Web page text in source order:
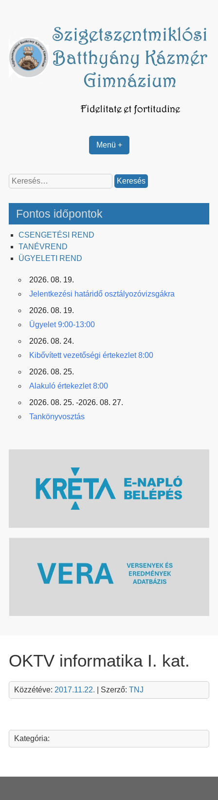
Menü +
Keresés:
Fontos időpontok
CSENGETÉSI REND
TANÉVREND
ÜGYELETI REND
2026. 08. 19.
Jelentkezési határidő osztályozóvizsgákra
2026. 08. 19.
Ügyelet 9:00-13:00
2026. 08. 24.
Kibővített vezetőségi értekezlet 8:00
2026. 08. 25.
Alakuló értekezlet 8:00
2026. 08. 25. -2026. 08. 27.
Tankönyvosztás
OKTV informatika I. kat.
Közzétéve: 2017.11.22. | Szerző: TNJ
Kategória: